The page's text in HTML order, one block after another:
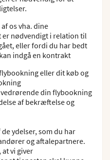
os vha. dine
nødvendigt i relation til
eller fordi du har bedt
indgå en kontrakt
eller dit køb og
din flybookning
af bekræftelse og
ydelser, som du har
og aftalepartnere.
vi giver